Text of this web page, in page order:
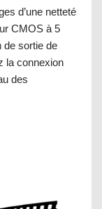
d’une netteté
CMOS à 5
de sortie de
la connexion
des